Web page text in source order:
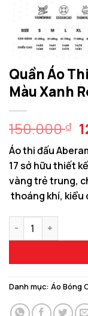
Quần Áo
Màu Xanh
150.000₫
Áo thi đấu
17 sở hữu thiết
vàng trẻ trung,
thoáng khí, kiểu
Quần Áo Thi Đấu
Danh mục: Áo Bóng